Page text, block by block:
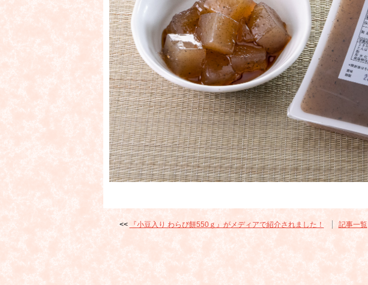
『小豆入り わらび餅550ｇ』がメディアで紹介されました！ 記事一覧